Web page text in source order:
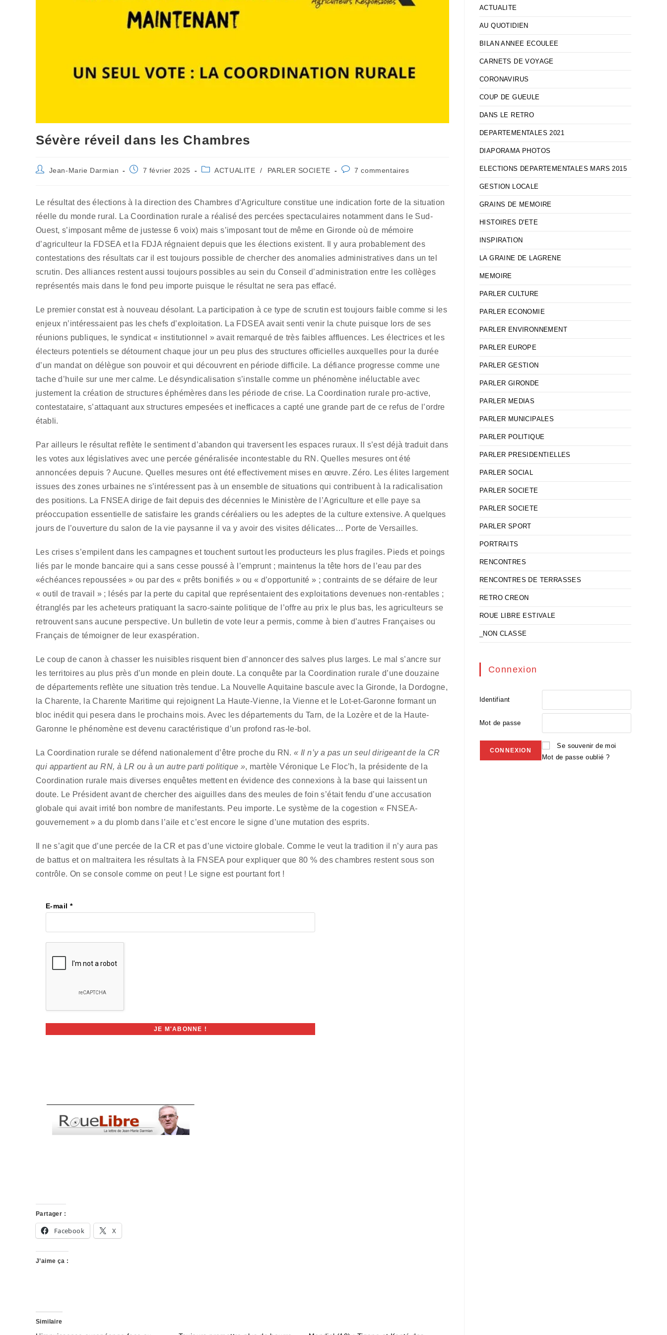
Sévère réveil dans les Chambres
Auteur/autrice
publication :
Jean-Marie Darmian
Publication
7 février 2025
PostACTUALITE / PARLER SOCIETE
Commentaires
7 commentaires
Le résultat des élections à la direction des Chambres d’Agriculture constitue une indication forte de la situation
réelle du monde rural. La Coordination rurale a réalisé des percées spectaculaires notamment dans le Sud-
Ouest, s’imposant même de justesse 6 voix) mais s’imposant tout de même en Gironde où de mémoire
d’agriculteur la FDSEA et la FDJA régnaient depuis que les élections existent. Il y aura probablement des
contestations des résultats car il est toujours possible de chercher des anomalies administratives dans un tel
scrutin. Des alliances restent aussi toujours possibles au sein du Conseil d’administration entre les collèges
représentés mais dans le fond peu importe puisque le résultat ne sera pas effacé.
Le premier constat est à nouveau désolant. La participation à ce type de scrutin est toujours faible comme si les
enjeux n’intéressaient pas les chefs d’exploitation. La FDSEA avait senti venir la chute puisque lors de ses
réunions publiques, le syndicat « institutionnel » avait remarqué de très faibles affluences. Les électrices et les
électeurs potentiels se détournent chaque jour un peu plus des structures officielles auxquelles pour la durée
d’un mandat on délègue son pouvoir et qui découvrent en période difficile. La défiance progresse comme une
tache d’huile sur une mer calme. Le désyndicalisation s’installe comme un phénomène inéluctable avec
justement la création de structures éphémères dans les période de crise. La Coordination rurale pro-active,
contestataire, s’attaquant aux structures empesées et inefficaces a capté une grande part de ce refus de l’ordre
établi.
Par ailleurs le résultat reflète le sentiment d’abandon qui traversent les espaces ruraux. Il s’est déjà traduit dans
les votes aux législatives avec une percée généralisée incontestable du RN. Quelles mesures ont été
annoncées depuis ? Aucune. Quelles mesures ont été effectivement mises en œuvre. Zéro. Les élites largement
issues des zones urbaines ne s’intéressent pas à un ensemble de situations qui contribuent à la radicalisation
des positions. La FNSEA dirige de fait depuis des décennies le Ministère de l’Agriculture et elle paye sa
préoccupation essentielle de satisfaire les grands céréaliers ou les adeptes de la culture extensive. A quelques
jours de l’ouverture du salon de la vie paysanne il va y avoir des visites délicates… Porte de Versailles.
Les crises s’empilent dans les campagnes et touchent surtout les producteurs les plus fragiles. Pieds et poings
liés par le monde bancaire qui a sans cesse poussé à l’emprunt ; maintenus la tête hors de l’eau par des
«échéances repoussées » ou par des « prêts bonifiés » ou « d’opportunité » ; contraints de se défaire de leur
« outil de travail » ; lésés par la perte du capital que représentaient des exploitations devenues non-rentables ;
étranglés par les acheteurs pratiquant la sacro-sainte politique de l’offre au prix le plus bas, les agriculteurs se
retrouvent sans aucune perspective. Un bulletin de vote leur a permis, comme à bien d’autres Françaises ou
Français de témoigner de leur exaspération.
Le coup de canon à chasser les nuisibles risquent bien d’annoncer des salves plus larges. Le mal s’ancre sur
les territoires au plus près d’un monde en plein doute. La conquête par la Coordination rurale d’une douzaine
de départements reflète une situation très tendue. La Nouvelle Aquitaine bascule avec la Gironde, la Dordogne,
la Charente, la Charente Maritime qui rejoignent La Haute-Vienne, la Vienne et le Lot-et-Garonne formant un
bloc inédit qui pesera dans le prochains mois. Avec les départements du Tarn, de la Lozère et de la Haute-
Garonne le phénomène est devenu caractéristique d’un profond ras-le-bol.
La Coordination rurale se défend nationalement d’être proche du RN.« Il n’y a pas un seul dirigeant de la CR
qui appartient au RN, à LR ou à un autre parti politique », martèle Véronique Le Floc’h, la présidente de la
Coordination rurale mais diverses enquêtes mettent en évidence des connexions à la base qui laissent un
doute. Le Président avant de chercher des aiguilles dans des meules de foin s’était fendu d’une accusation
globale qui avait irrité bon nombre de manifestants. Peu importe. Le système de la cogestion « FNSEA-
gouvernement » a du plomb dans l’aile et c’est encore le signe d’une mutation des esprits.
Il ne s’agit que d’une percée de la CR et pas d’une victoire globale. Comme le veut la tradition il n’y aura pas
de battus et on maltraitera les résultats à la FNSEA pour expliquer que 80 % des chambres restent sous son
contrôle. On se console comme on peut ! Le signe est pourtant fort !
E-mail *
Partager :
Facebook X
J’aime ça :
Similaire
ACTUALITE
AU QUOTIDIEN
BILAN ANNEE ECOULEE
CARNETS DE VOYAGE
CORONAVIRUS
COUP DE GUEULE
DANS LE RETRO
DEPARTEMENTALES 2021
DIAPORAMA PHOTOS
ELECTIONS DEPARTEMENTALES MARS 2015
GESTION LOCALE
GRAINS DE MEMOIRE
HISTOIRES D'ETE
INSPIRATION
LA GRAINE DE LAGRENE
MEMOIRE
PARLER CULTURE
PARLER ECONOMIE
PARLER ENVIRONNEMENT
PARLER EUROPE
PARLER GESTION
PARLER GIRONDE
PARLER MEDIAS
PARLER MUNICIPALES
PARLER POLITIQUE
PARLER PRESIDENTIELLES
PARLER SOCIAL
PARLER SOCIETE
PARLER SOCIETE
PARLER SPORT
PORTRAITS
RENCONTRES
RENCONTRES DE TERRASSES
RETRO CREON
ROUE LIBRE ESTIVALE
_NON CLASSE
Connexion
Identifiant
Mot de passe
Se souvenir de moi
Mot de passe oublié ?